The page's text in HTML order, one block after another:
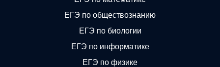
ЕГЭ по обществознанию
ЕГЭ по биологии
ЕГЭ по информатике
ЕГЭ по физике